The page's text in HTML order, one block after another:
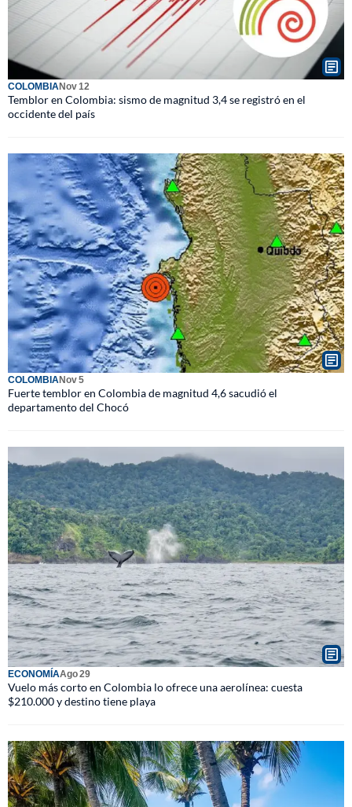
COLOMBIANov 12
Temblor en Colombia: sismo de magnitud 3,4 se registró en el
occidente del país
COLOMBIANov 5
Fuerte temblor en Colombia de magnitud 4,6 sacudió el
departamento del Chocó
ECONOMÍAAgo 29
Vuelo más corto en Colombia lo ofrece una aerolínea: cuesta
$210.000 y destino tiene playa